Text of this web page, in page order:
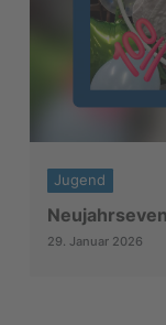
Jugend
29. Januar 2026